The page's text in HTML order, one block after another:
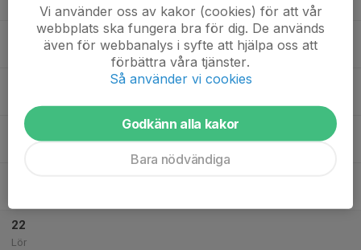
18:00
20:00
Styrka i styrkelokalen
Vallentuna IP
Kastrräning fokus teknik
21 JSM P/F 19
22
Lör
Vi använder oss av kakor (cookies) för att vår
webbplats ska fungera bra för dig. De används
även för webbanalys i syfte att hjälpa oss att
förbättra våra tjänster.
Så använder vi cookies
Godkänn alla kakor
Bara nödvändiga